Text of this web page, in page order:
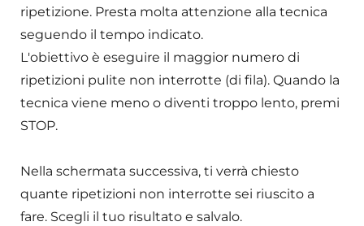
ripetizione. Presta molta attenzione alla tecnica
seguendo il tempo indicato.
L'obiettivo è eseguire il maggior numero di
ripetizioni pulite non interrotte (di fila). Quando la
tecnica viene meno o diventi troppo lento, premi
STOP.
Nella schermata successiva, ti verrà chiesto
quante ripetizioni non interrotte sei riuscito a
fare. Scegli il tuo risultato e salvalo.